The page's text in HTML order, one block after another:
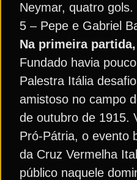
Neymar, quatro gols.
5 – Pepe e Gabriel
Na primeira
Fundado havia
Palestra Itália
amistoso no campo
de outubro de 1915.
Pró-Pátria, o evento
da Cruz Vermelha
público naquele